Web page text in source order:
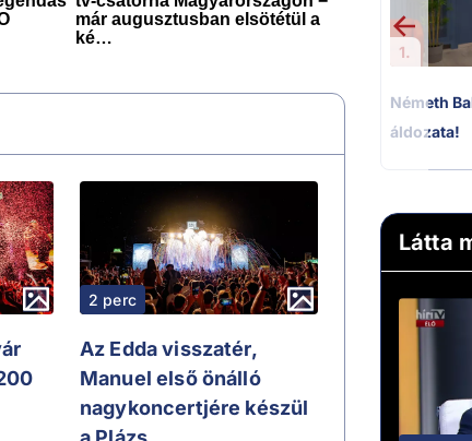
2 perc
Az Edda visszatér,
Manuel első önálló
nagykoncertjére készül
1.
Németh
áldozata!
Látta